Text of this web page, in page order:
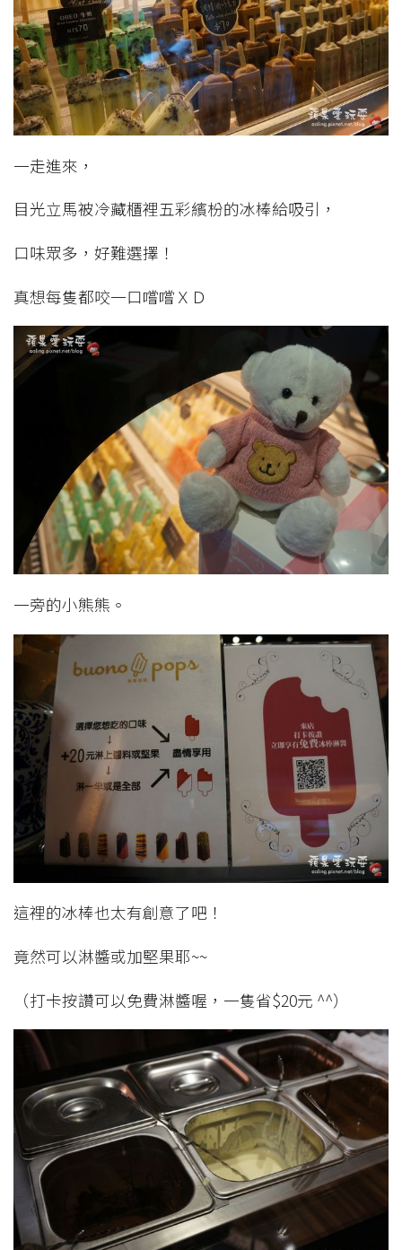
一走進來，
目光立馬被冷藏櫃裡五彩繽枌的冰棒給吸引，
口味眾多，好難選擇！
真想每隻都咬一口嚐嚐ＸＤ
一旁的小熊熊。
這裡的冰棒也太有創意了吧！
竟然可以淋醬或加堅果耶~~
（打卡按讚可以免費淋醬喔，一隻省$20元 ^^）